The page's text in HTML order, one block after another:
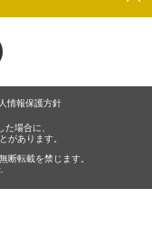
情報保護方針
場合に、
があります。
断転載を禁じます。